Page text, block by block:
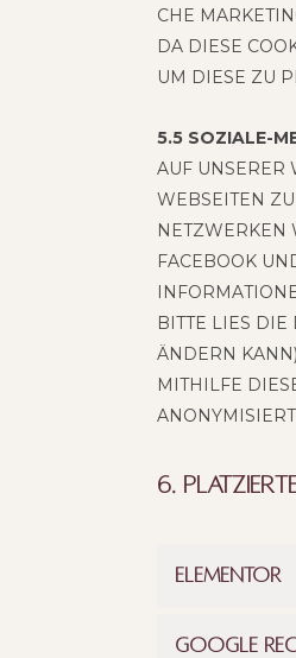
CHE
DA DIESE
UM DIESE ZU
5.5 SOZIA­LE-
AUF UNSE­RER
WEB­SEI­TEN
NETZ­WER­KEN
FACE­BOOK
BITTE LIES DIE
NDERN KANN),
IT­HIL­FE
NONY­MI­SIERT.
6.
Ele­men­tor
Goog­le